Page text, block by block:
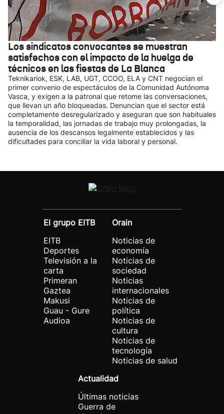
Los sindicatos convocantes se muestran
satisfechos con el impacto de la huelga de
técnicos en las fiestas de La Blanca
Teknikariok, ESK, LAB, UGT, CCOO, ELA y CNT negocian el
primer convenio de espectáculos de la Comunidad Autónoma
Vasca, y exigen a la patronal que retome las conversaciones,
que llevan un año bloqueadas. Denuncian que el sector está
completamente desregularizado y aseguran que son habituales
la temporalidad, las jornadas de trabajo muy prolongadas, la
ausencia de los descansos legalmente establecidos y las
dificultades para conciliar la vida laboral y personal.
El grupo EITB
EITB
Deportes
Televisión a la
carta
Primeran
Gaztea
Makusi
Guau - Gure
Audioa
Orain
Noticias de
economía
Noticias de
sociedad
Noticias
internacionales
Noticias de
política
Noticias de
cultura
Noticias de
tecnología
Noticias de salud
Actualidad
Últimas noticias
Guerra de